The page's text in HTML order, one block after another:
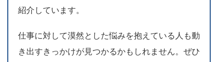
紹介しています。
仕事に対して漠然とした悩みを抱えている人も動
き出すきっかけが見つかるかもしれません。ぜひ